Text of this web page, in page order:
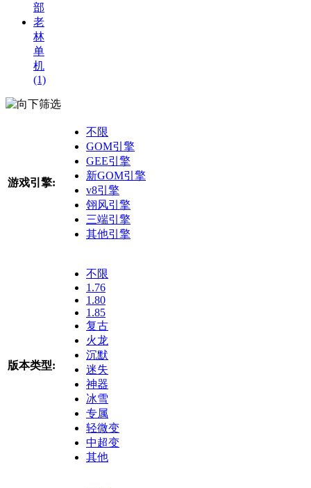
部
老
林
单
机
(1)
筛选
游戏引擎:
不限
GOM引擎
GEE引擎
新GOM引擎
v8引擎
翎风引擎
三端引擎
其他引擎
版本类型:
不限
1.76
1.80
1.85
复古
火龙
沉默
迷失
神器
冰雪
专属
轻微变
中超变
其他